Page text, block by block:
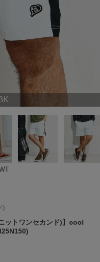
)
ットワンセカンド)】cool